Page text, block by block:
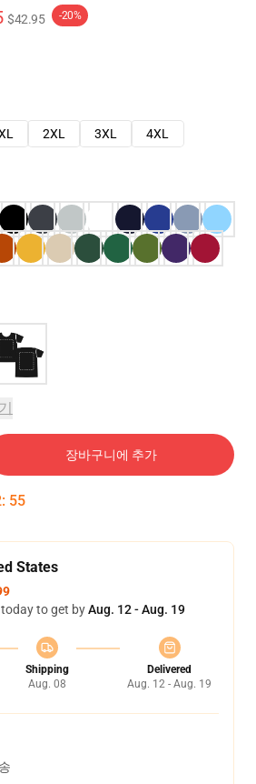
$42.95 -20%
2XL 3XL
4XL
장바구니에 추가
: 54
States
to get byAug. 12 - Aug. 19
Shipping
Aug. 08
Delivered
Aug. 12 - Aug. 19